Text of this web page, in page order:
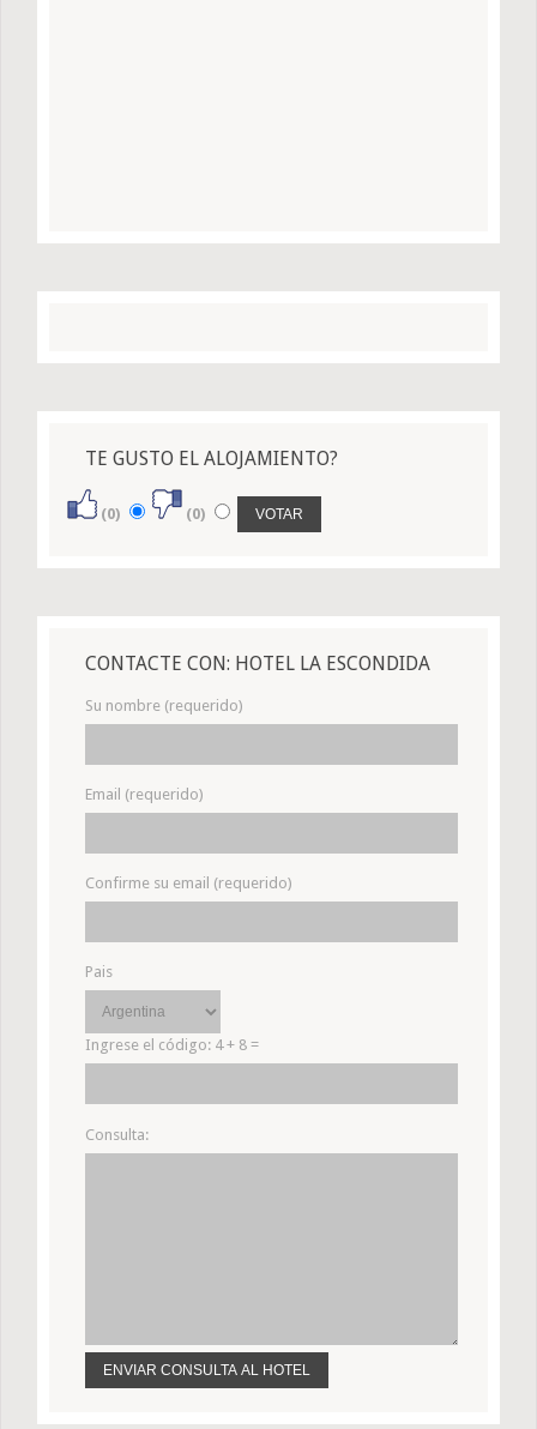
TE GUSTO EL ALOJAMIENTO?
(0) (0)
CONTACTE CON: HOTEL LA ESCONDIDA
Su nombre (requerido)
Email (requerido)
Confirme su email (requerido)
Pais
Ingrese el código: 4 + 8 =
Consulta: